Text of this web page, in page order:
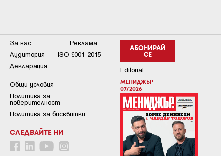
АБОНИРАЙ
СЕ
Editorial
МЕНИДЖЪР
07/2026
За нас
Реклама
Аудитория
ISO 9001-2015
Декларация
Общи условия
Пoлитикa зa
пoвepитeлнocт
Политика за бисквитки
СЛЕДВАЙТЕ НИ